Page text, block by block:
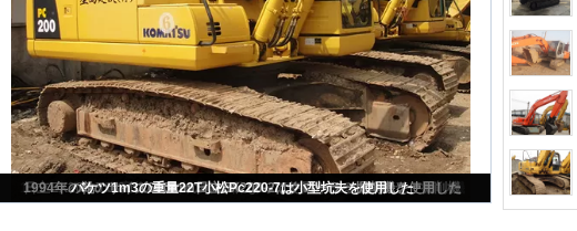
19.9T小松Pc200-8のバケツの0.8m3によって使用されるクローラー掘削機
6.5L変位2000台の年の日立EX200-5秒針の掘削機
日立EX200-5 0.8m3バケツの20tonによって使用されるクローラー掘削機
1994年の靴のサイズ600mm日立EX200-2はクローラー掘削機を使用した
バケツ1m3の重量22T小松Pc220-7は小型坑夫を使用した